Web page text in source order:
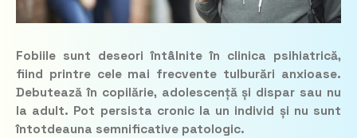
Fobiile sunt deseori întâlnite în clinica psihiatrică,
fiind printre cele mai frecvente tulburări anxioase.
Debutează în copilărie, adolescență și dispar sau nu
la adult. Pot persista cronic la un individ și nu sunt
întotdeauna semnificative patologic.